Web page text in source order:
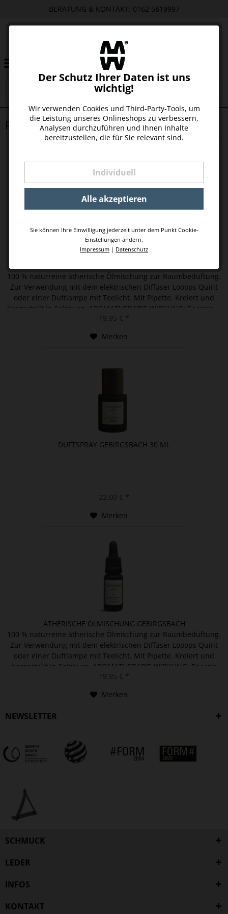
BERATUNG & KONTAKT: 0162 5819997
Der Schutz Ihrer Daten ist uns
wichtig!
Wir verwenden Cookies und Third-Party-Tools, um
die Leistung unseres Onlineshops zu verbessern,
Analysen durchzuführen und Ihnen Inhalte
bereitzustellen, die für Sie relevant sind.
Individuell
Alle akzeptieren
Sie können Ihre Einwilligung jederzeit unter dem Punkt Cookie-
Einstellungen ändern.
Impressum | Datenschutz
PRODUKTE VON LOOOPS-KERZEN
100 % naturreine ätherische Ölmischung zur Raumbeduftung.
Zur Verwendung mit dem elektrischen Diffuser Looops Quint
oder einer Duftlampe mit Teelicht. Mit Pipette. Kreiert und
hergestellt in Salzburg. AROMATHERAPIE-WIRKUNG: Energie....
19,95 € *
Merken
DUFTSPRAY GEBIRGSBACH 30 ML
22,00 € *
Merken
ÄTHERISCHE ÖLMISCHUNG GEBIRGSBACH
100 % naturreine ätherische Ölmischung zur Raumbeduftung.
Zur Verwendung mit dem elektrischen Diffuser Looops Quint
oder einer Duftlampe mit Teelicht. Mit Pipette. Kreiert und
hergestellt in Salzburg. AROMATHERAPIE-WIRKUNG: Energie
19,95 € *
Merken
NEWSLETTER
SCHMUCK
LEDER
INFOS
KONTAKT